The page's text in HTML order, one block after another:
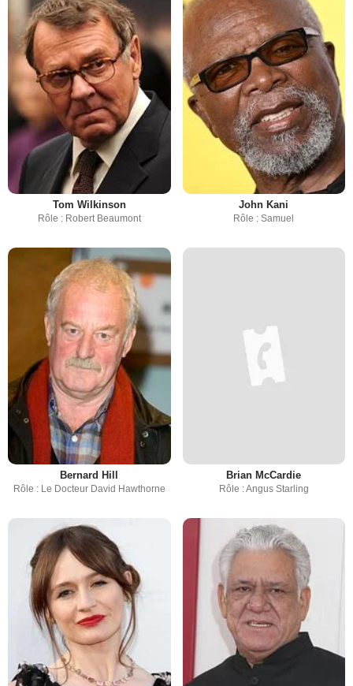
Tom Wilkinson
Rôle : Robert Beaumont
John Kani
Rôle : Samuel
Bernard Hill
Rôle : Le Docteur David Hawthorne
Brian McCardie
Rôle : Angus Starling